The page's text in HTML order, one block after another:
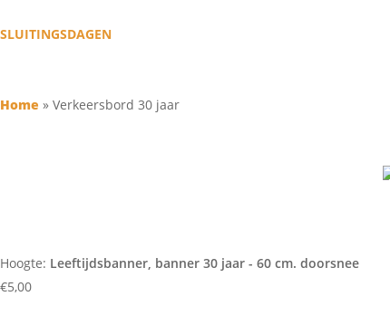
SLUITINGSDAGEN
Home » Verkeersbord 30 jaar
Hoogte: Leeftijdsbanner, banner 30 jaar - 60 cm. doorsnee
€5,00